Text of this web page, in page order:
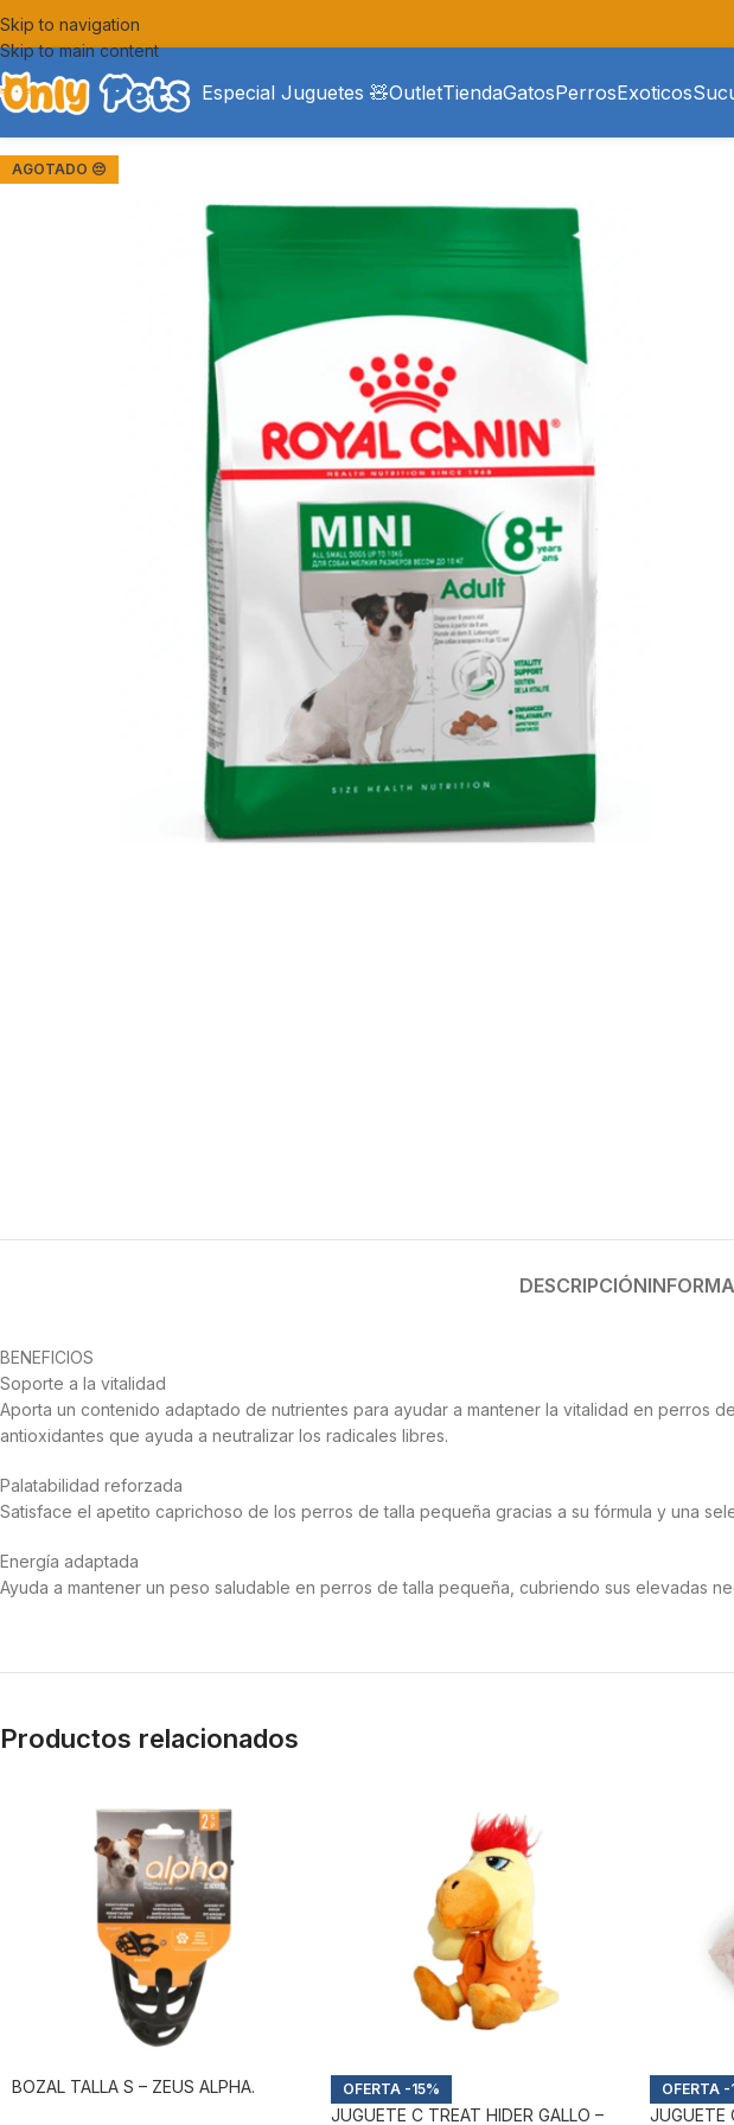
Skip to navigation
Skip to main content
Especial Juguetes 🧸OutletTiendaGatosPerrosExoticos
AGOTADO 😔
DESCRIPCIÓN
BENEFICIOS
Soporte a la vitalidad
Aporta un contenido adaptado de nutrientes para ayudar a mantener la vitalidad en perros
antioxidantes que ayuda a neutralizar los radicales libres.
Palatabilidad reforzada
Satisface el apetito caprichoso de los perros de talla pequeña gracias a su fórmula y una
Energía adaptada
Ayuda a mantener un peso saludable en perros de talla pequeña, cubriendo sus elevadas
Productos relacionados
BOZAL TALLA S – ZEUS ALPHA. -15%
JUGUETE C TREAT HIDER GALLO –
-
JUGUETE